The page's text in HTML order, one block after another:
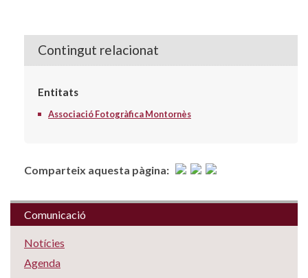
Contingut relacionat
Entitats
Associació Fotogràfica Montornès
Comparteix aquesta pàgina:
Comunicació
Notícies
Agenda